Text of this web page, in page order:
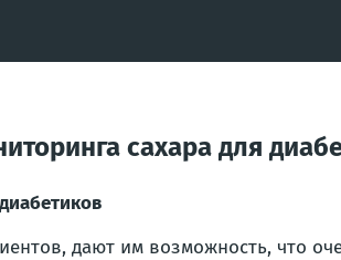
сахара для
дают им возможность, что